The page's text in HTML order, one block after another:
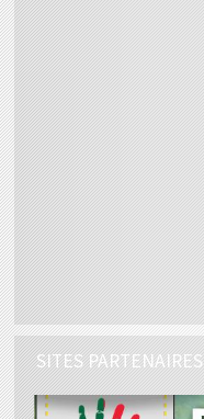
SITES PARTENAIRES